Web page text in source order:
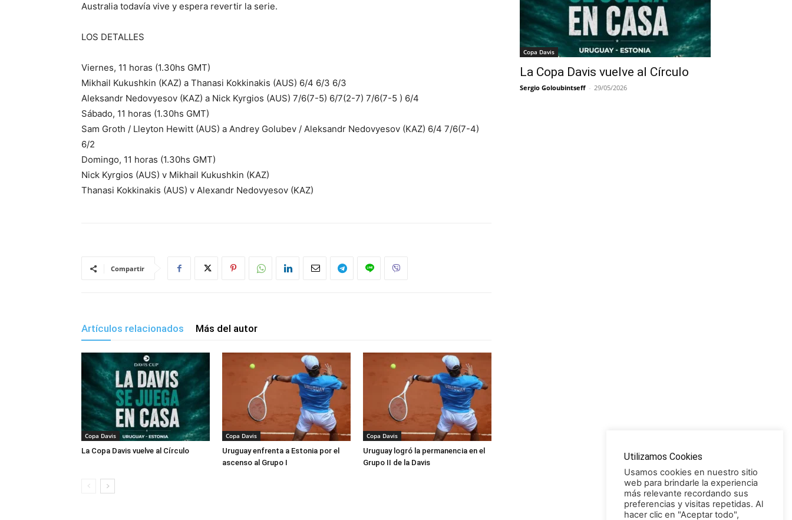
Australia todavía vive y espera revertir la serie.
LOS DETALLES
Viernes, 11 horas (1.30hs GMT)
Mikhail Kukushkin (KAZ) a Thanasi Kokkinakis (AUS) 6/4 6/3 6/3
Aleksandr Nedovyesov (KAZ) a Nick Kyrgios (AUS) 7/6(7-5) 6/7(2-7) 7/6(7-5 ) 6/4
Sábado, 11 horas (1.30hs GMT)
Sam Groth / Lleyton Hewitt (AUS) a Andrey Golubev / Aleksandr Nedovyesov (KAZ) 6/4 7/6(7-4)
6/2
Domingo, 11 horas (1.30hs GMT)
Nick Kyrgios (AUS) v Mikhail Kukushkin (KAZ)
Thanasi Kokkinakis (AUS) v Alexandr Nedovyesov (KAZ)
Compartir
Artículos relacionados Más del autor
Copa Davis
La Copa Davis vuelve al Círculo
Copa Davis
Uruguay enfrenta a Estonia por el
ascenso al Grupo I
Copa Davis
Uruguay logró la permanencia en el
Grupo II de la Davis
Copa Davis
La Copa Davis vuelve al Círculo
Sergio Goloubintseff - 29/05/2026
Utilizamos Cookies
Usamos cookies en nuestro sitio
web para brindarle la experiencia
más relevante recordando sus
preferencias y visitas repetidas. Al
hacer clic en "Aceptar todo",